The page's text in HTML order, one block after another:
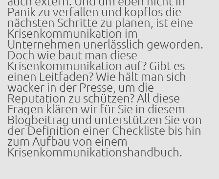
Panik zu verfallen und kopflos die
nächsten Schritte zu planen, ist eine
Krisenkommunikation im
Unternehmen unerlässlich geworden.
Doch wie baut man diese
Krisenkommunikation auf? Gibt es
einen Leitfaden? Wie hält man sich
wacker in der Presse, um die
Reputation zu schützen? All diese
Fragen klären wir für Sie in diesem
Blogbeitrag und unterstützen Sie von
der Definition einer Checkliste bis hin
zum Aufbau von einem
Krisenkommunikationshandbuch.